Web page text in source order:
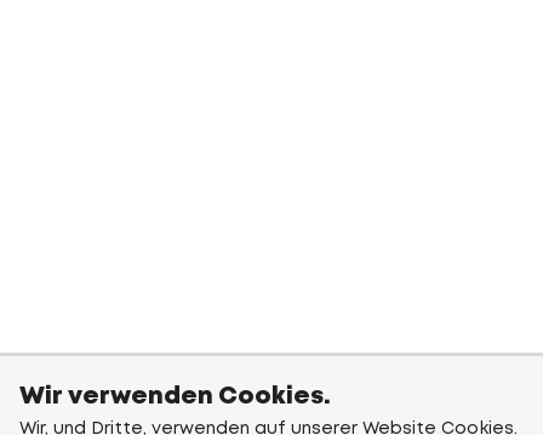
Wir verwenden Cookies.
Wir, und Dritte, verwenden auf unserer Website Cookies.